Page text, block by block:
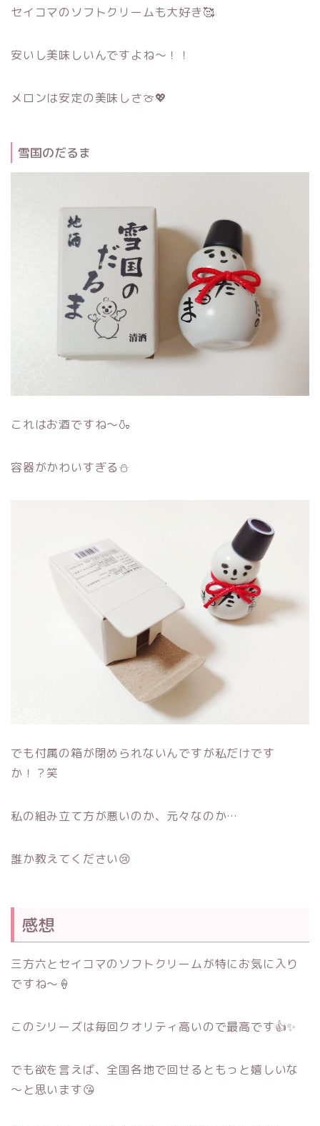
セイコマのソフトクリームも大好き🥰
安いし美味しいんですよね～！！
メロンは安定の美味しさ🍈💖
雪国のだるま
これはお酒ですね～🍶
容器がかわいすぎる⛄
でも付属の箱が閉められないんですが私だけです
か！？笑
私の組み立て方が悪いのか、元々なのか…
誰か教えてください😢
感想
三方六とセイコマのソフトクリームが特にお気に入り
ですね～🍦
このシリーズは毎回クオリティ高いので最高です👍✨
でも欲を言えば、全国各地で回せるともっと嬉しいな
～と思います😘